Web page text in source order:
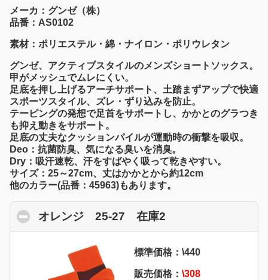
メーカ：グンゼ（株）
品番：AS0102
素材：ポリエステル・綿・ナイロン・ポリウレタン
グンゼ、アクティブスタイルのメンズショートソックス。
甲がメッシュでムレにくい。
足底を押し上げるアーチサポート、土踏まずアップで快適
スポーツスタイル、ズレ・ずり込みを防止。
テーピングの発想で足首をサポートし、かかとのグラつき
も抑え動きをサポート。
足底の丈夫なクッションパイルが運動時の衝撃を吸収。
Deo：抗菌防臭、気になる臭いを消臭。
Dry：吸汗速乾、汗をすばやく吸って乾きやすい。
サイズ：25～27cm、丈はかかとから約12cm
他のカラー(品番：45963)もあります。
オレンジ 25-27 在庫2
標準価格：\440
販売価格： \308